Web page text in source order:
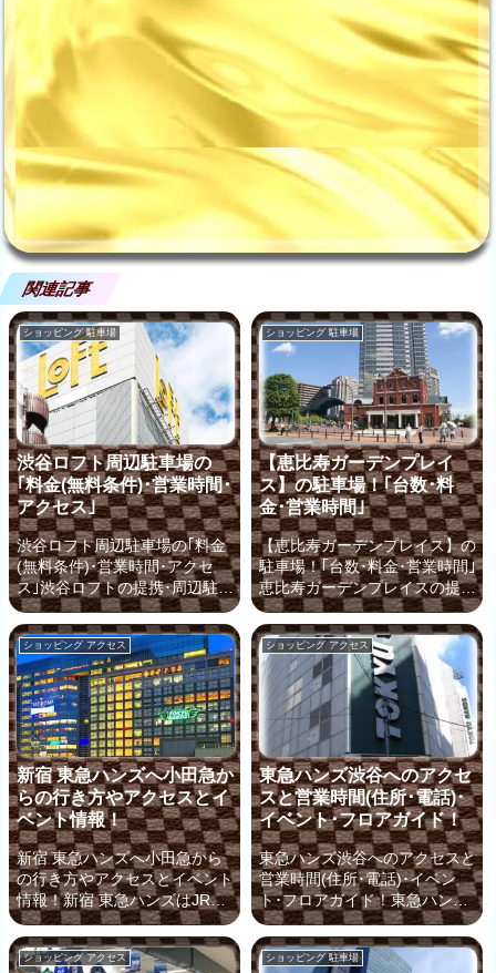
関連記事
ショッピング 駐車場
渋谷ロフト周辺駐車場の
｢料金(無料条件)･営業時間･
アクセス｣
渋谷ロフト周辺駐車場の｢料金
(無料条件)･営業時間･アクセ
ス｣渋谷ロフトの提携･周辺駐車
場のアクセスと｢料金(無料条
件)｣｢営業時間｣さまざまな雑貨
が取り揃う「渋谷ロフト」は、
渋谷駅からも近く 見ているだ
けでも楽しめる人気スポットで
す。渋谷ロフトでは、お買いも
の金額に応じてお得に利用でき
る「提携駐車場」もあり、車で
行くのもおすすめですよ。そこ
で、渋谷ロフト周辺にあるお得
な駐車場を、これより早速 ご
案内していきましょう！渋谷ロ
フトの無料割引ありでお得な提
携駐車場！渋谷ロフトの提携駐
車場がこちらの2...
ショッピング 駐車場
【恵比寿ガーデンプレイ
ス】の駐車場！｢台数･料
金･営業時間｣
【恵比寿ガーデンプレイス】の
駐車場！｢台数･料金･営業時間｣
恵比寿ガーデンプレイスの提
携･周辺駐車場のアクセスと｢料
金(無料条件)｣｢営業時間｣恵比
寿駅東口から徒歩9分の距離に
ある「恵比寿ガーデンプレイ
ス」ですが、駅からの道のりは
そう複雑ではないので、電車を
利用の際は、迷うことなく到着
できるでしょう。車で行くこと
をお考えの場合も、恵比寿ガー
デンプレイス周辺には便利な駐
車場がありますので、移動手段
として車を選ばれても全く問題
ありません。駐車場を利用する
際に、最も重要な選択基準なの
が「料金」と「目...
ショッピング アクセス
新宿 東急ハンズへ小田急か
らの行き方やアクセスとイ
ベント情報！
新宿 東急ハンズへ小田急から
の行き方やアクセスとイベント
情報！新宿 東急ハンズはJRに
隣接していますが、他にも、
「小田急」「京王」「西武新宿
線」「大江戸線」「都営新宿
ショッピング アクセス
東急ハンズ渋谷へのアクセ
スと営業時間(住所･電話)･
イベント･フロアガイド！
東急ハンズ渋谷へのアクセスと
営業時間(住所･電話)･イベン
ト･フロアガイド！東急ハンズ
渋谷への分かりやすいアクセス
とルートマップ(地図)東急ハン
ズ 渋谷へのアクセスに慣れて
ショッピング アクセス ショッピング 駐車場